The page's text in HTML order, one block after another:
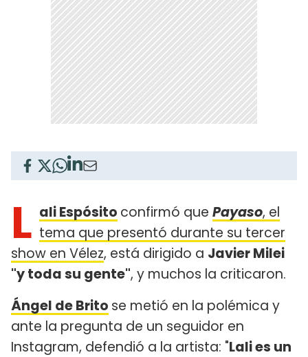
L ali Espósito confirmó que Payaso, el
tema que presentó durante su tercer
show en Vélez, está dirigido a Javier Milei
"y toda su gente", y muchos la criticaron.
Ángel de Brito se metió en la polémica y
ante la pregunta de un seguidor en
Instagram, defendió a la artista: "Lali es un